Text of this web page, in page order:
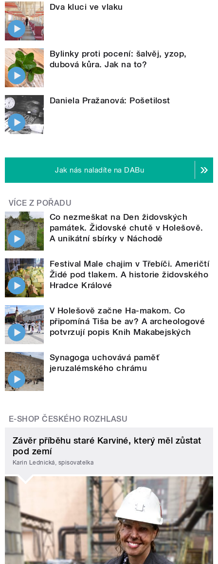
Dva kluci ve vlaku
Bylinky proti pocení: šalvěj, yzop,
dubová kůra. Jak na to?
Daniela Pražanová: Pošetilost
Jak nás naladíte na DABu
VÍCE Z POŘADU
Co nezmeškat na Den židovských
památek. Židovské chutě v Holešově.
A unikátní sbírky v Náchodě
Festival Male chajim v Třebíči. Američtí
Židé pod tlakem. A historie židovského
Hradce Králové
V Holešově začne Ha-makom. Co
připomíná Tiša be av? A archeologové
potvrzují popis Knih Makabejských
Synagoga uchovává paměť
jeruzalémského chrámu
E-SHOP ČESKÉHO ROZHLASU
Závěr příběhu staré Karviné, který měl zůstat
pod zemí
Karin Lednická, spisovatelka